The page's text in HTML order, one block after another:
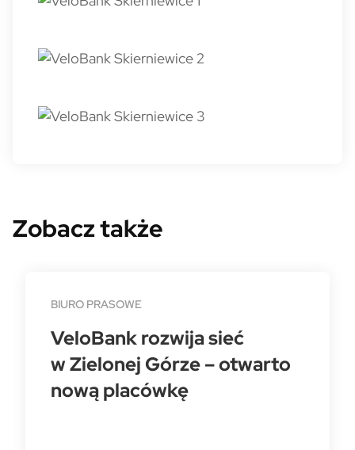
Zobacz także
BIURO PRASOWE
VeloBank rozwija sieć
w Zielonej Górze – otwarto
nową placówkę